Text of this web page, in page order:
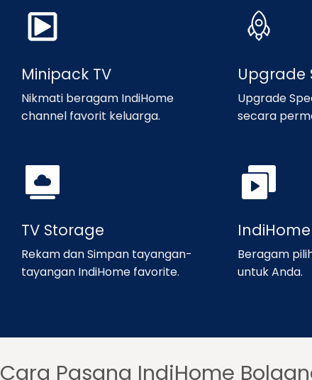
Minipack TV
Nikmati beragam IndiHome
channel favorit keluarga.
Upgrade
Upgrade
secara
TV Storage
Rekam dan Simpan tayangan-
tayangan IndiHome favorite.
Beragam
untuk Anda.
Cara Pasang IndiHome